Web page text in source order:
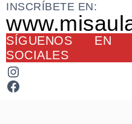
INSCRÍBETE EN:
SÍGUENOS EN
SOCIALES